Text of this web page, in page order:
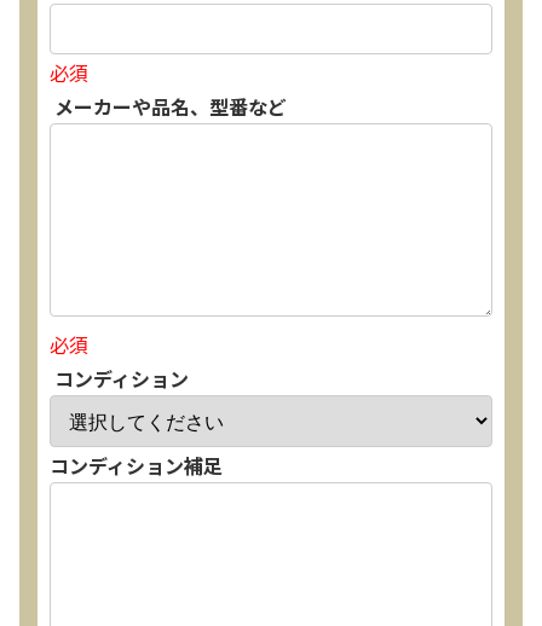
必須
メーカーや品名、型番など
必須
コンディション
コンディション補足